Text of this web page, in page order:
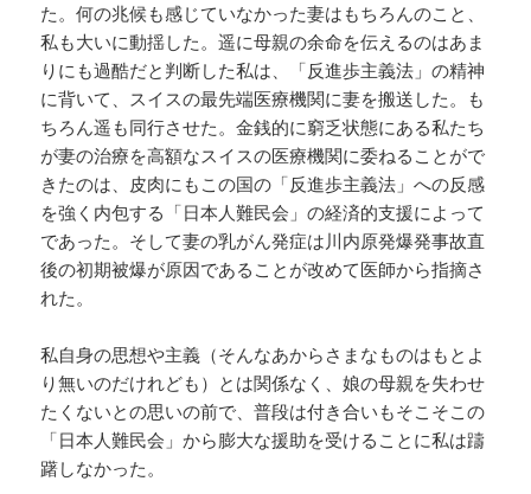
た。何の兆候も感じていなかった妻はもちろんのこと、
私も大いに動揺した。遥に母親の余命を伝えるのはあま
りにも過酷だと判断した私は、「反進歩主義法」の精神
に背いて、スイスの最先端医療機関に妻を搬送した。も
ちろん遥も同行させた。金銭的に窮乏状態にある私たち
が妻の治療を高額なスイスの医療機関に委ねることがで
きたのは、皮肉にもこの国の「反進歩主義法」への反感
を強く内包する「日本人難民会」の経済的支援によって
であった。そして妻の乳がん発症は川内原発爆発事故直
後の初期被爆が原因であることが改めて医師から指摘さ
れた。
私自身の思想や主義（そんなあからさまなものはもとよ
り無いのだけれども）とは関係なく、娘の母親を失わせ
たくないとの思いの前で、普段は付き合いもそこそこの
「日本人難民会」から膨大な援助を受けることに私は躊
躇しなかった。